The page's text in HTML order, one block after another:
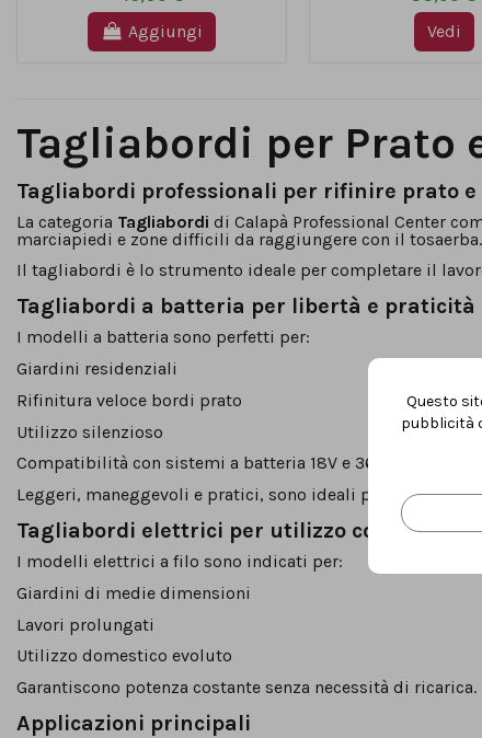
Aggiungi Vedi
Tagliabordi per Prato
Tagliabordi professionali per rifinire prato
La categoria Tagliabordi di Calapà Professional Center
marciapiedi e zone difficili da raggiungere con il tosaerba.
Il tagliabordi è lo strumento ideale per completare il
Tagliabordi a batteria per libertà e praticità
I modelli a batteria sono perfetti per:
Giardini residenziali
Rifinitura veloce bordi prato
Utilizzo silenzioso
Compatibilità con sistemi a batteria 18V e 36V
Leggeri, maneggevoli e pratici, sono ideali per
Tagliabordi elettrici per utilizzo continuo
I modelli elettrici a filo sono indicati per:
Giardini di medie dimensioni
Lavori prolungati
Utilizzo domestico evoluto
Garantiscono potenza costante senza necessità di ricarica.
Applicazioni principali
Questo
pubblicità